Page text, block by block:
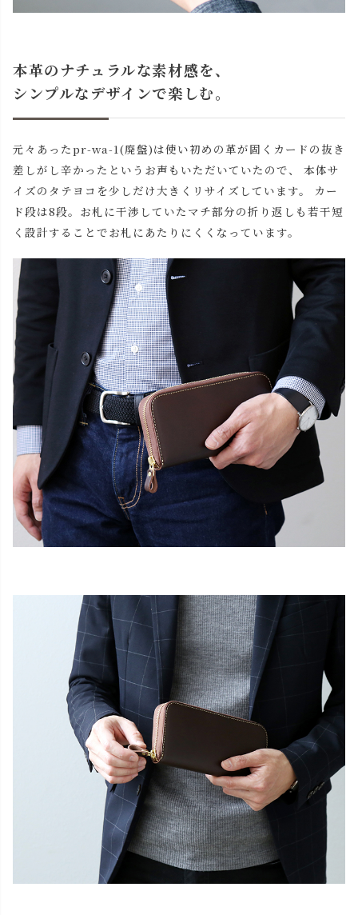
本革のナチュラルな素材感を、
シンプルなデザインで楽しむ。
元々あったpr-wa-1(廃盤)は使い初めの革が固くカードの抜き
差しがし辛かったというお声もいただいていたので、 本体サ
イズのタテヨコを少しだけ大きくリサイズしています。 カー
ド段は8段。お札に干渉していたマチ部分の折り返しも若干短
く設計することでお札にあたりにくくなっています。